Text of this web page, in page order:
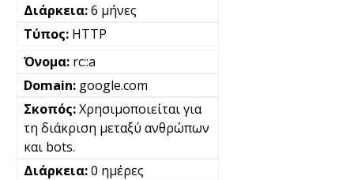
6 μήνες
HTTP
rc::a
google.com
Χρησιμοποιείται για
τη διάκριση μεταξύ ανθρώπων
και bots.
0 ημέρες